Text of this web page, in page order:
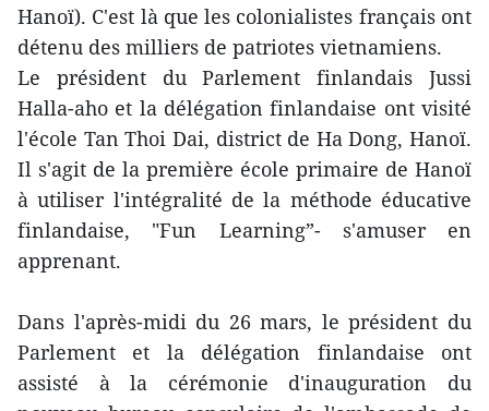
Hanoï). C'est là que les colonialistes français ont
détenu des milliers de patriotes vietnamiens.
Le président du Parlement finlandais Jussi
Halla-aho et la délégation finlandaise ont visité
l'école Tan Thoi Dai, district de Ha Dong, Hanoï.
Il s'agit de la première école primaire de Hanoï
à utiliser l'intégralité de la méthode éducative
finlandaise, "Fun Learning”- s'amuser en
apprenant.
Dans l'après-midi du 26 mars, le président du
Parlement et la délégation finlandaise ont
assisté à la cérémonie d'inauguration du